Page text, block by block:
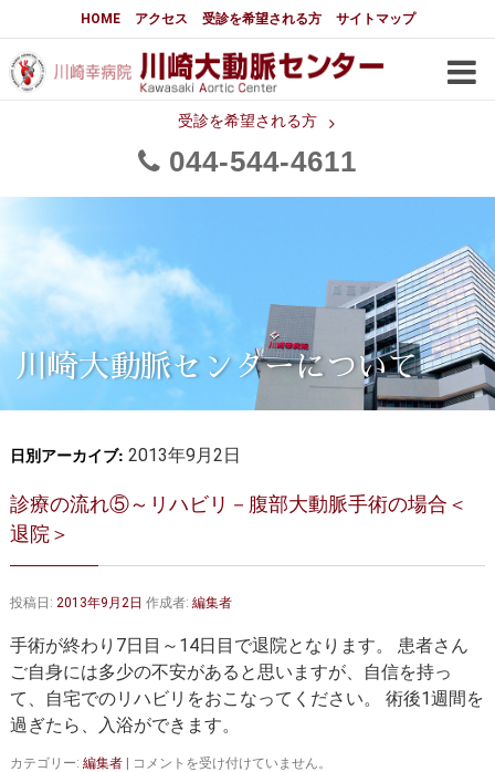
HOME アクセス 受診を希望される方 サイトマップ
受診を希望される方
044 544 4611
大動脈センターについて
はじめに 大動脈センターについて
メディアでの紹介
都道府県別患者マップ 都道府県別紹介病院
大動脈瘤について 基本編
3分でわかる大動脈瘤・大動脈
大動脈瘤
大動脈解離（解離性大動脈瘤）
胸部大動脈瘤の治療
腹部大動脈瘤の治療
大動脈弁・大動脈基部の治療 ステントグラフトによる治療
大動脈瘤について 詳細編
胸部大動脈瘤 胸腹部大動脈瘤
腹部大動脈瘤 大動脈解離
川崎大動脈センターについて
日別アーカイブ: 2013年9月2日
診療の流れ⑤～リハビリ－腹部大動脈手術の場合＜
退院＞
投稿日: 2013年9月2日 作成者: 編集者
手術が終わり7日目～14日目で退院となります。 患者さん
ご自身には多少の不安があると思いますが、自信を持っ
て、自宅でのリハビリをおこなってください。 術後1週間を
過ぎたら、入浴ができます。
カテゴリー: 編集者
診
コメントを受け付けていません。